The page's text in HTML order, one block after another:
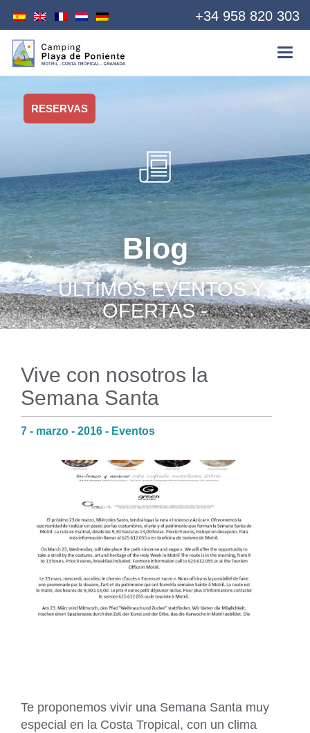
+34 958 820 303
RESERVAS
Blog
- ÚLTIMOS EVENTOS Y
OFERTAS -
Vive con nosotros la
Semana Santa
7 - marzo - 2016 - Eventos
Te proponemos vivir una Semana Santa muy
especial en la Costa Tropical, con un clima